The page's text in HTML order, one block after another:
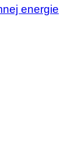
energie